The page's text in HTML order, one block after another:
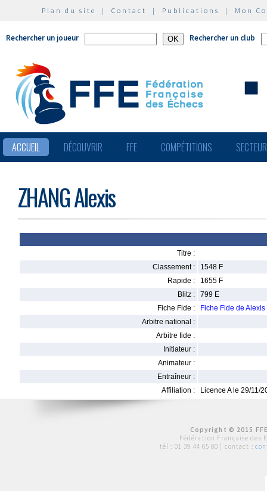
Plan du site | Contact | Publications | Mon
Rechercher un joueur Rechercher un club
ACCUEIL DÉCOUVRIR FFE COMPÉTITIONS
ZHANG Alexis
Titre :
Classement :
1548 F
Rapide :
1655 F
Blitz :
799 E
Fiche Fide :
Fiche Fide de Alexis
Arbitre national :
Arbitre fide :
Initiateur :
Animateur :
Entraîneur :
Affiliation :
Licence A le 29/11/
Copyright © 2015
Fédération Française des
tél : 01 39 44 65 80 | contact :